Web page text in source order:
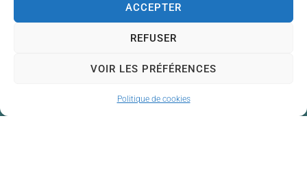
ACCEPTER
REFUSER
VOIR LES PRÉFÉRENCES
Politique de cookies